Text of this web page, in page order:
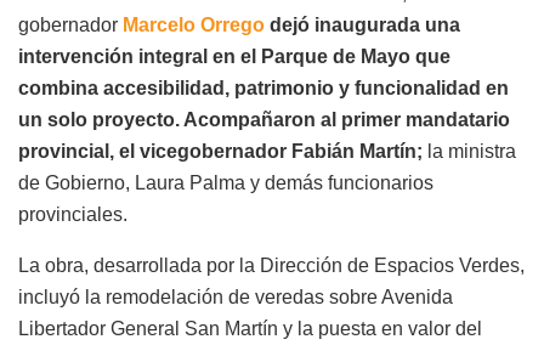
gobernador Marcelo Orrego dejó inaugurada una
intervención integral en el Parque de Mayo que
combina accesibilidad, patrimonio y funcionalidad en
un solo proyecto. Acompañaron al primer mandatario
provincial, el vicegobernador Fabián Martín; la ministra
de Gobierno, Laura Palma y demás funcionarios
provinciales.
La obra, desarrollada por la Dirección de Espacios Verdes,
incluyó la remodelación de veredas sobre Avenida
Libertador General San Martín y la puesta en valor del